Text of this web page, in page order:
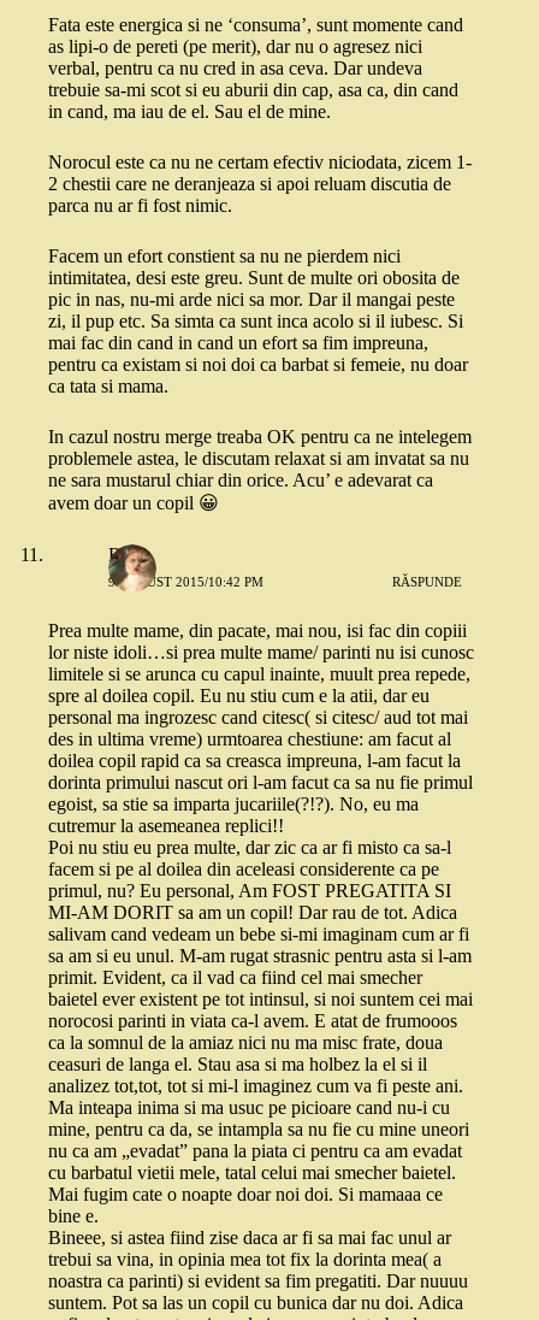
Fata este energica si ne ‘consuma’, sunt momente cand
as lipi-o de pereti (pe merit), dar nu o agresez nici
verbal, pentru ca nu cred in asa ceva. Dar undeva
trebuie sa-mi scot si eu aburii din cap, asa ca, din cand
in cand, ma iau de el. Sau el de mine.
Norocul este ca nu ne certam efectiv niciodata, zicem 1-
2 chestii care ne deranjeaza si apoi reluam discutia de
parca nu ar fi fost nimic.
Facem un efort constient sa nu ne pierdem nici
intimitatea, desi este greu. Sunt de multe ori obosita de
pic in nas, nu-mi arde nici sa mor. Dar il mangai peste
zi, il pup etc. Sa simta ca sunt inca acolo si il iubesc. Si
mai fac din cand in cand un efort sa fim impreuna,
pentru ca existam si noi doi ca barbat si femeie, nu doar
ca tata si mama.
In cazul nostru merge treaba OK pentru ca ne intelegem
problemele astea, le discutam relaxat si am invatat sa nu
ne sara mustarul chiar din orice. Acu’ e adevarat ca
avem doar un copil 😀
Rallu
9 AUGUST 2015/10:42 PM RĂSPUNDE
Prea multe mame, din pacate, mai nou, isi fac din copiii
lor niste idoli…si prea multe mame/ parinti nu isi cunosc
limitele si se arunca cu capul inainte, muult prea repede,
spre al doilea copil. Eu nu stiu cum e la atii, dar eu
personal ma ingrozesc cand citesc( si citesc/ aud tot mai
des in ultima vreme) urmtoarea chestiune: am facut al
doilea copil rapid ca sa creasca impreuna, l-am facut la
dorinta primului nascut ori l-am facut ca sa nu fie primul
egoist, sa stie sa imparta jucariile(?!?). No, eu ma
cutremur la asemeanea replici!!
Poi nu stiu eu prea multe, dar zic ca ar fi misto ca sa-l
facem si pe al doilea din aceleasi considerente ca pe
primul, nu? Eu personal, Am FOST PREGATITA SI
MI-AM DORIT sa am un copil! Dar rau de tot. Adica
salivam cand vedeam un bebe si-mi imaginam cum ar fi
sa am si eu unul. M-am rugat strasnic pentru asta si l-am
primit. Evident, ca il vad ca fiind cel mai smecher
baietel ever existent pe tot intinsul, si noi suntem cei mai
norocosi parinti in viata ca-l avem. E atat de frumooos
ca la somnul de la amiaz nici nu ma misc frate, doua
ceasuri de langa el. Stau asa si ma holbez la el si il
analizez tot,tot, tot si mi-l imaginez cum va fi peste ani.
Ma inteapa inima si ma usuc pe picioare cand nu-i cu
mine, pentru ca da, se intampla sa nu fie cu mine uneori
nu ca am „evadat” pana la piata ci pentru ca am evadat
cu barbatul vietii mele, tatal celui mai smecher baietel.
Mai fugim cate o noapte doar noi doi. Si mamaaa ce
bine e.
Bineee, si astea fiind zise daca ar fi sa mai fac unul ar
trebui sa vina, in opinia mea tot fix la dorinta mea( a
noastra ca parinti) si evident sa fim pregatiti. Dar nuuuu
suntem. Pot sa las un copil cu bunica dar nu doi. Adica